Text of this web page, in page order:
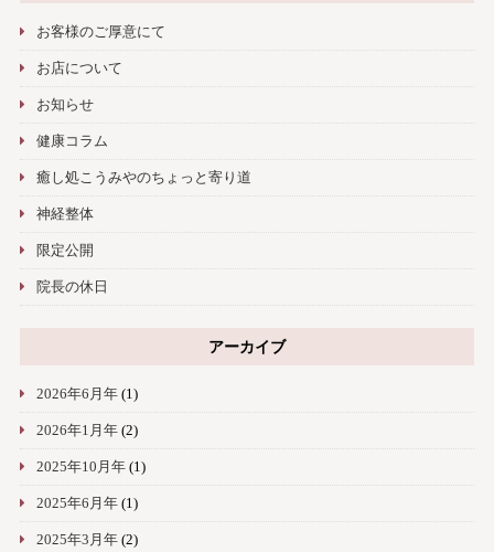
お客様のご厚意にて
お店について
お知らせ
健康コラム
癒し処こうみやのちょっと寄り道
神経整体
限定公開
院長の休日
アーカイブ
2026年6月年(1)
2026年1月年(2)
2025年10月年(1)
2025年6月年(1)
2025年3月年(2)